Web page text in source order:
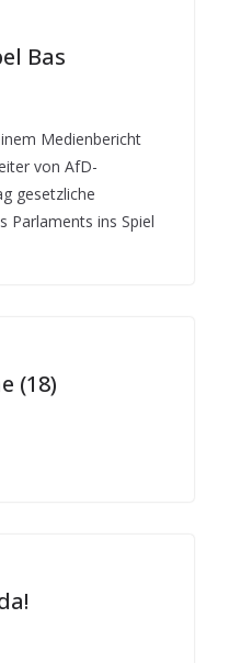
Bas
Medienbericht
von AfD-
gesetzliche
Parlaments ins Spiel
(18)